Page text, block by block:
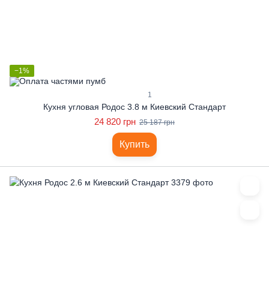
−1%
1
Кухня угловая Родос 3.8 м Киевский Стандарт
24 820 грн 25 187 грн
Купить